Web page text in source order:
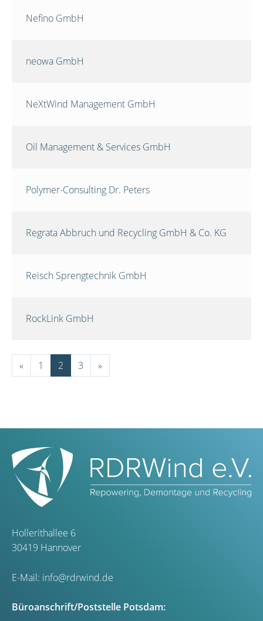
Nefino GmbH
neowa GmbH
NeXtWind Management GmbH
Oil Management & Services GmbH
Polymer-Consulting Dr. Peters
Regrata Abbruch und Recycling GmbH & Co. KG
Reisch Sprengtechnik GmbH
RockLink GmbH
« 1 2 3 »
Hollerithallee 6
30419 Hannover
E-Mail: info@rdrwind.de
Büroanschrift/Poststelle Potsdam: